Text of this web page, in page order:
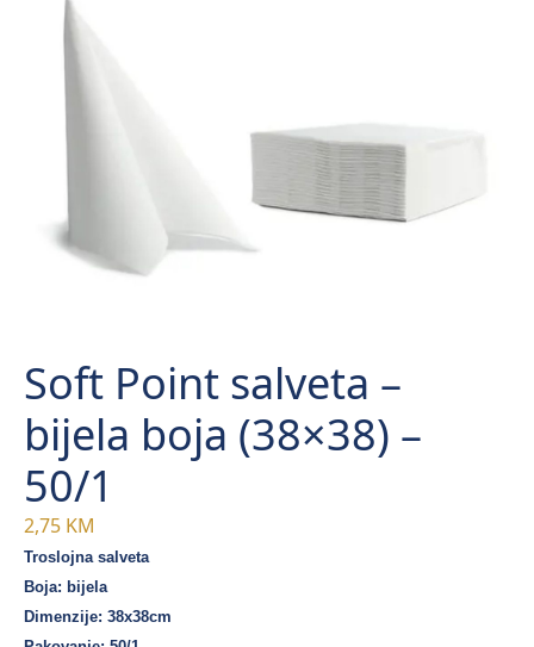
Soft Point salveta –
bijela boja (38×38) –
50/1
2,75 KM
Troslojna salveta
Boja: bijela
Dimenzije: 38x38cm